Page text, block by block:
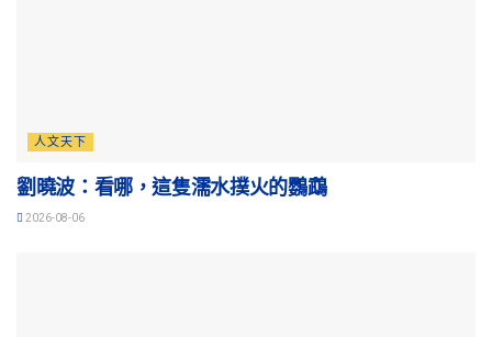
人文天下
劉曉波：看哪，這隻濡水撲火的鸚鵡
2026-08-06